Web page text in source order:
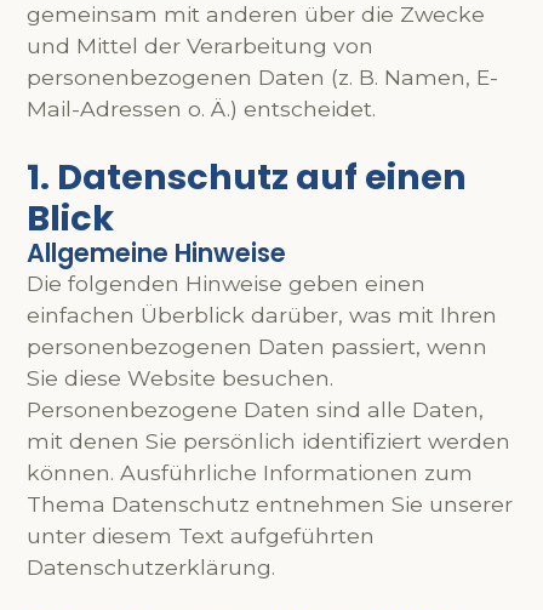
gemeinsam mit anderen über die Zwecke
und Mittel der Verarbeitung von
personenbezogenen Daten (z. B. Namen, E-
Mail-Adressen o. Ä.) entscheidet.
1. Datenschutz auf einen
Blick
Allgemeine Hinweise
Die folgenden Hinweise geben einen
einfachen Überblick darüber, was mit Ihren
personenbezogenen Daten passiert, wenn
Sie diese Website besuchen.
Personenbezogene Daten sind alle Daten,
mit denen Sie persönlich identifiziert werden
können. Ausführliche Informationen zum
Thema Datenschutz entnehmen Sie unserer
unter diesem Text aufgeführten
Datenschutzerklärung.